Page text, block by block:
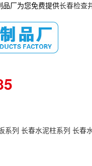
品厂为您免费提供长春检查
系列 长春水泥柱系列 长春